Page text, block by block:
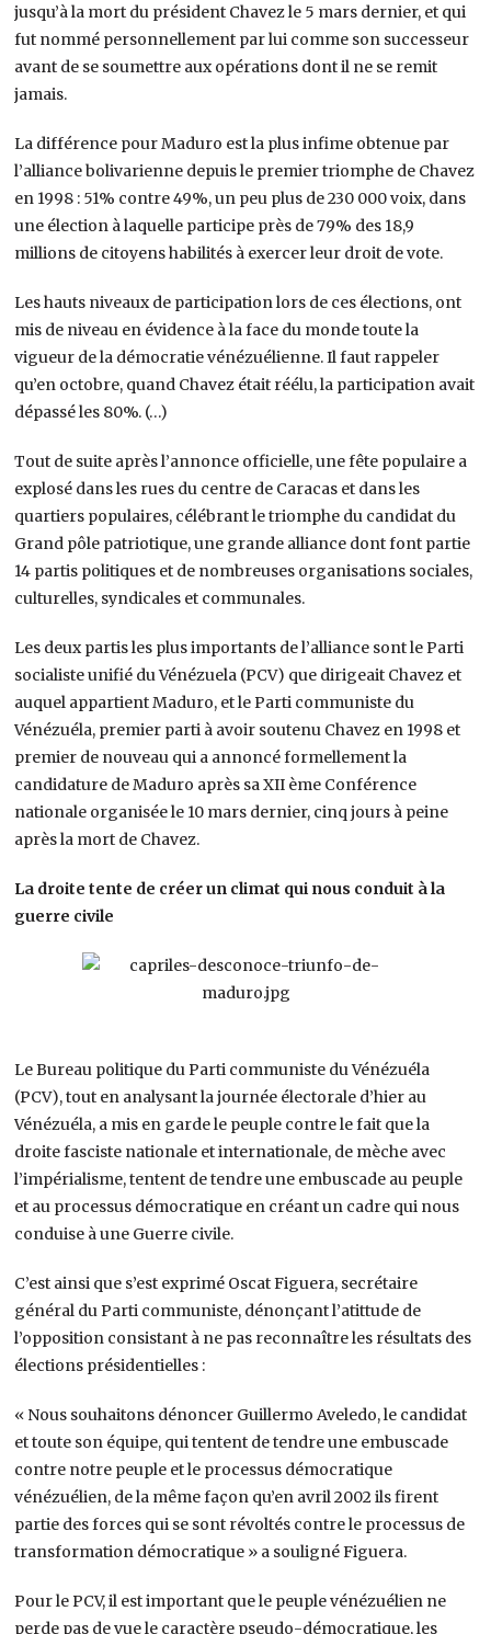
jusqu’à la mort du président Chavez le 5 mars dernier, et qui
fut nommé personnellement par lui comme son successeur
avant de se soumettre aux opérations dont il ne se remit
jamais.
La différence pour Maduro est la plus infime obtenue par
l’alliance bolivarienne depuis le premier triomphe de Chavez
en 1998 : 51% contre 49%, un peu plus de 230 000 voix, dans
une élection à laquelle participe près de 79% des 18,9
millions de citoyens habilités à exercer leur droit de vote.
Les hauts niveaux de participation lors de ces élections, ont
mis de niveau en évidence à la face du monde toute la
vigueur de la démocratie vénézuélienne. Il faut rappeler
qu’en octobre, quand Chavez était réélu, la participation avait
dépassé les 80%. (…)
Tout de suite après l’annonce officielle, une fête populaire a
explosé dans les rues du centre de Caracas et dans les
quartiers populaires, célébrant le triomphe du candidat du
Grand pôle patriotique, une grande alliance dont font partie
14 partis politiques et de nombreuses organisations sociales,
culturelles, syndicales et communales.
Les deux partis les plus importants de l’alliance sont le Parti
socialiste unifié du Vénézuela (PCV) que dirigeait Chavez et
auquel appartient Maduro, et le Parti communiste du
Vénézuéla, premier parti à avoir soutenu Chavez en 1998 et
premier de nouveau qui a annoncé formellement la
candidature de Maduro après sa XII ème Conférence
nationale organisée le 10 mars dernier, cinq jours à peine
après la mort de Chavez.
La droite tente de créer un climat qui nous conduit à la
guerre civile
Le Bureau politique du Parti communiste du Vénézuéla
(PCV), tout en analysant la journée électorale d’hier au
Vénézuéla, a mis en garde le peuple contre le fait que la
droite fasciste nationale et internationale, de mèche avec
l’impérialisme, tentent de tendre une embuscade au peuple
et au processus démocratique en créant un cadre qui nous
conduise à une Guerre civile.
C’est ainsi que s’est exprimé Oscat Figuera, secrétaire
général du Parti communiste, dénonçant l’atittude de
l’opposition consistant à ne pas reconnaître les résultats des
élections présidentielles :
« Nous souhaitons dénoncer Guillermo Aveledo, le candidat
et toute son équipe, qui tentent de tendre une embuscade
contre notre peuple et le processus démocratique
vénézuélien, de la même façon qu’en avril 2002 ils firent
partie des forces qui se sont révoltés contre le processus de
transformation démocratique » a souligné Figuera.
Pour le PCV, il est important que le peuple vénézuélien ne
perde pas de vue le caractère pseudo-démocratique, les